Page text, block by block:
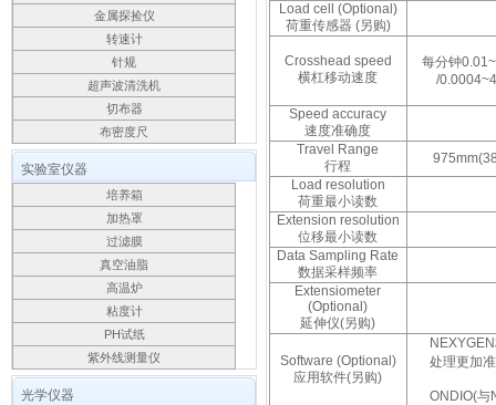
金属探捡仪
转速计
针规
超声波清洗机
切布器
布密度尺
实验室仪器
培养箱
加热罩
过滤膜
真空油脂
高温炉
粘度计
PH试纸
紫外线测量仪
光学仪器
Load cell (Optional)
荷重传感器 (另购)
Crosshead speed
横杠移动速度
每分钟0.01~
/0.0004~
Speed accuracy
速度准确度
Travel
Range
行程
975mm(
Load resolution
荷重最小读数
Extension resolution
位移最小读数
Data Sampling Rate
数据采样频率
Extensiometer
(Optional)
延伸仪(另购)
Software (Optional)
应用软件(另购)
NEXYGEN
处理更加
ONDIO(与